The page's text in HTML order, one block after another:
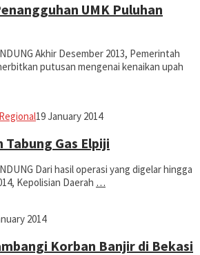
UMK Puluhan
Akhir Desember 2013, Pemerintah
putusan mengenai kenaikan upah
RegionalJabar
19 January 2014
Gas Elpiji
Dari hasil operasi yang digelar hingga
Kepolisian Daerah …
2014
Korban Banjir di Bekasi